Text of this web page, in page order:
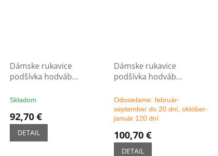
Dámske rukavice
podšívka hodváb
Skladom
92,70 €
DETAIL
Dámske rukavice
podšívka hodváb
výberu farby
Odosielame: február-
september do 20 dní, október-
január 120 dní
100,70 €
DETAIL